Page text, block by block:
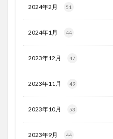
2024年2月 51
2024年1月 44
2023年12月 47
2023年11月 49
2023年10月 53
2023年9月 44